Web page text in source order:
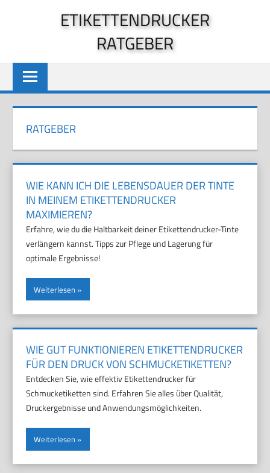
ETIKETTENDRUCKER
RATGEBER
RATGEBER
WIE KANN ICH DIE LEBENSDAUER DER TINTE
IN MEINEM ETIKETTENDRUCKER
MAXIMIEREN?
Erfahre, wie du die Haltbarkeit deiner Etikettendrucker-Tinte
verlängern kannst. Tipps zur Pflege und Lagerung für
optimale Ergebnisse!
Weiterlesen
WIE GUT FUNKTIONIEREN ETIKETTENDRUCKER
FÜR DEN DRUCK VON SCHMUCKETIKETTEN?
Entdecken Sie, wie effektiv Etikettendrucker für
Schmucketiketten sind. Erfahren Sie alles über Qualität,
Druckergebnisse und Anwendungsmöglichkeiten.
Weiterlesen